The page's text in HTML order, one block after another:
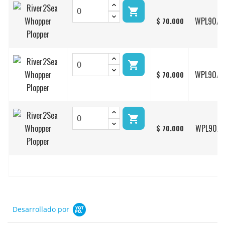

$ 70.000 WPL90/

$ 70.000 WPL90/

$ 70.000 WPL90/
Desarrollado por